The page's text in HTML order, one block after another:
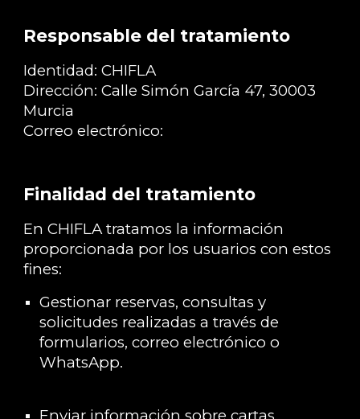
Responsable del tratamiento
Identidad: CHIFLA
Dirección: Calle Simón García 47, 30003
Murcia
Correo electrónico:
Finalidad del tratamiento
En CHIFLA tratamos la información
proporcionada por los usuarios con estos
fines:
Gestionar reservas, consultas y
solicitudes realizadas a través de
formularios, correo electrónico o
WhatsApp.